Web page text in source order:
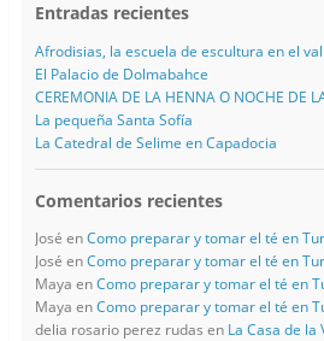
Entradas recientes
Afrodisias, la escuela de escultura en el
El Palacio de Dolmabahce
CEREMONIA DE LA HENNA O NOCHE DE
La pequeña Santa Sofía
La Catedral de Selime en Capadocia
Comentarios recientes
José enComo preparar y tomar el té en
José enComo preparar y tomar el té en
Maya enComo preparar y tomar el té en
Maya enComo preparar y tomar el té en
delia rosario perez rudas en La Casa de